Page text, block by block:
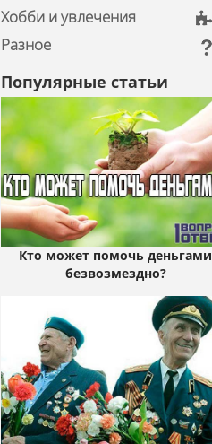
Хобби и увлечения
Разное
Популярные статьи
Кто может помочь деньгами
безвозмездно?